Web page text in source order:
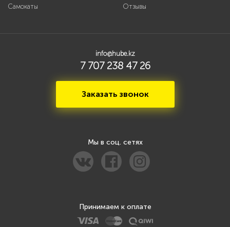
Самокаты
Отзывы
info@hube.kz
7 707 238 47 26
Заказать звонок
Мы в соц. сетях
Принимаем к оплате